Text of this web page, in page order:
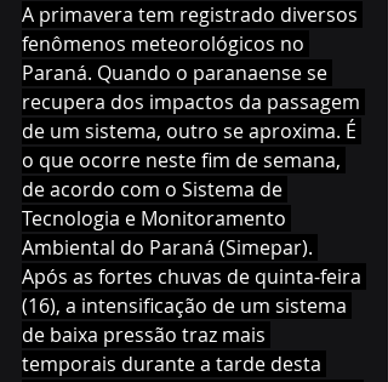
A primavera tem registrado diversos
fenômenos meteorológicos no
Paraná. Quando o paranaense se
recupera dos impactos da passagem
de um sistema, outro se aproxima. É
o que ocorre neste fim de semana,
de acordo com o Sistema de
Tecnologia e Monitoramento
Ambiental do Paraná (Simepar).
Após as fortes chuvas de quinta-feira
(16), a intensificação de um sistema
de baixa pressão traz mais
temporais durante a tarde desta